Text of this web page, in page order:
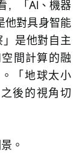
，「AI、機器
他對具身智能
是他對自主
間計算的融
「地球太小
後的視角切
。